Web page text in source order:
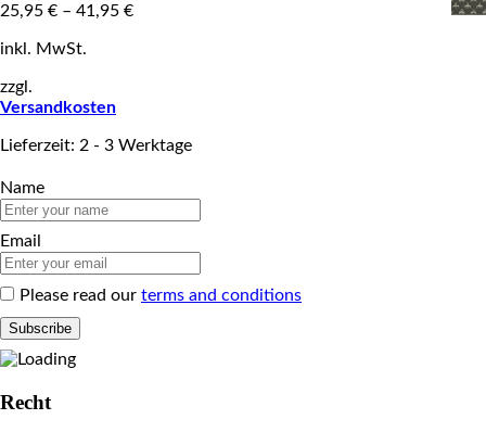
25,95 € – 41,95 €
inkl. MwSt.
zzgl.
Versandkosten
Lieferzeit: 2 - 3 Werktage
Name
Email
Please read our terms and conditions
Recht